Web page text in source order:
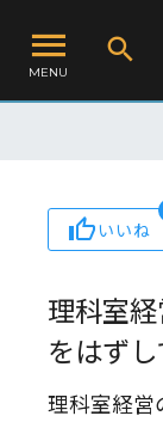
MENU
いいね
理科室
をはずし
理科室経営